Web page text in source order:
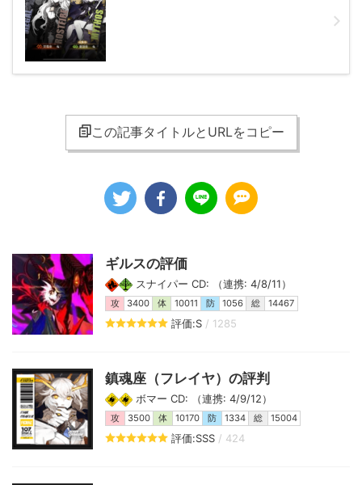
この記事タイトルとURLをコピー
ギルスの評価
スナイパー CD: （連携: 4/8/11）
攻 3400 体 10011 防 1056 総 14467
評価:S / 1285
鎮魂座（フレイヤ）の評判
ボマー CD: （連携: 4/9/12）
攻 3500 体 10170 防 1334 総 15004
評価:SSS / 424